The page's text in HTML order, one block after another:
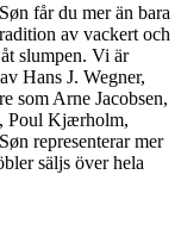
får du mer än bara
av vackert och
slumpen. Vi är
Hans J. Wegner,
som Arne Jacobsen,
Poul Kjærholm,
representerar mer
säljs över hela